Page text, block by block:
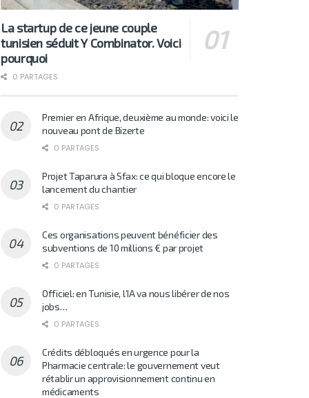
La startup de ce jeune couple
tunisien séduit Y Combinator. Voici
pourquoi
0 PARTAGES
Premier en Afrique, deuxième au monde: voici le
nouveau pont de Bizerte
0 PARTAGES
Projet Taparura à Sfax: ce qui bloque encore le
lancement du chantier
0 PARTAGES
Ces organisations peuvent bénéficier des
subventions de 10 millions € par projet
0 PARTAGES
Officiel: en Tunisie, l’IA va nous libérer de nos
jobs…
0 PARTAGES
Crédits débloqués en urgence pour la
Pharmacie centrale: le gouvernement veut
rétablir un approvisionnement continu en
médicaments